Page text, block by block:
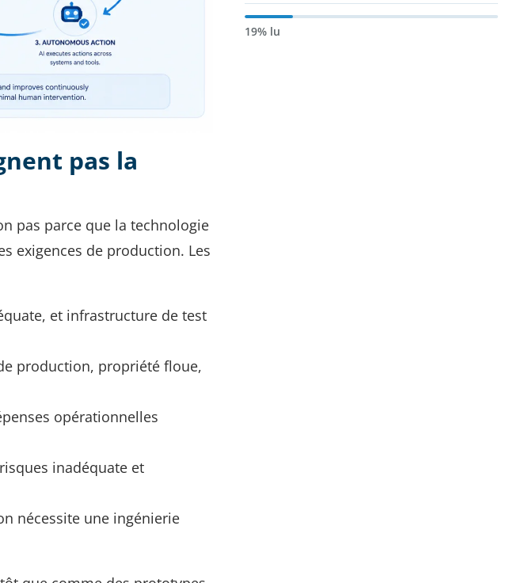
pas la
pas parce que la technologie
exigences de production. Les
et infrastructure de test
production, propriété floue,
opérationnelles
inadéquate et
nécessite une ingénierie
19% lu